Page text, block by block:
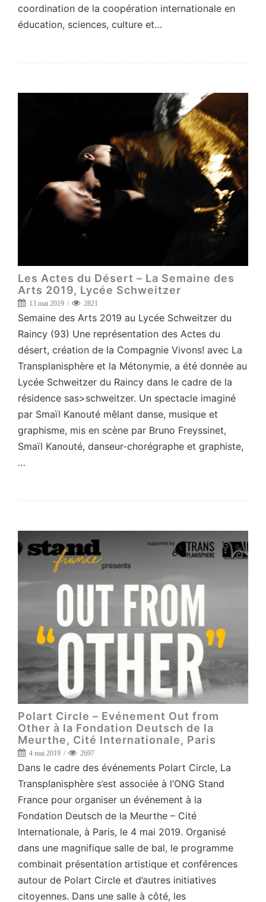
coordination de la coopération internationale en
éducation, sciences, culture et…
Les Actes du Désert – La Semaine des
Arts 2019, Lycée Schweitzer
13 mai 2019 2821
Semaine des Arts 2019 au Lycée Schweitzer du
Raincy (93) Une représentation des Actes du
désert, création de la Compagnie Vivons! avec La
Transplanisphère et la Métonymie, a été donnée au
Lycée Schweitzer du Raincy dans le cadre de la
résidence sas>schweitzer. Un spectacle imaginé
par Smaïl Kanouté mêlant danse, musique et
graphisme, mis en scène par Bruno Freyssinet,
Smaïl Kanouté, danseur-chorégraphe et graphiste,
…
Polart Circle – Evénement Out from
Other à la Fondation Deutsch de la
Meurthe, Cité Internationale, Paris
4 mai 2019 2697
Dans le cadre des événements Polart Circle, La
Transplanisphère s’est associée à l’ONG Stand
France pour organiser un événement à la
Fondation Deutsch de la Meurthe – Cité
Internationale, à Paris, le 4 mai 2019. Organisé
dans une magnifique salle de bal, le programme
combinait présentation artistique et conférences
autour de Polart Circle et d’autres initiatives
citoyennes. Dans une salle à côté, les